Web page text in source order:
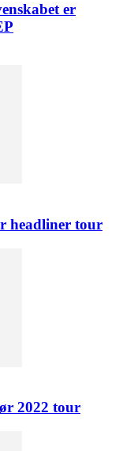
er
headliner tour
2022 tour